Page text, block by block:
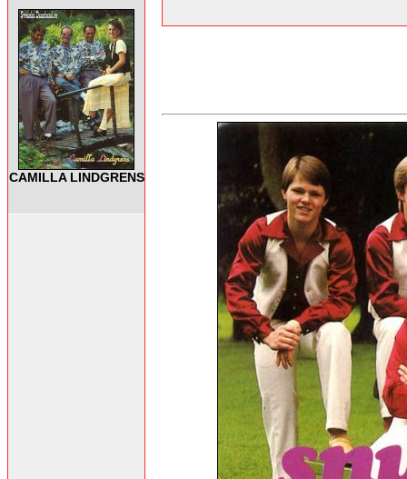
CAMILLA LINDGRENS